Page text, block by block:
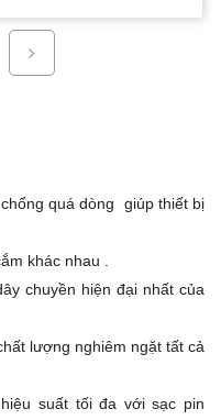
quá dòng giúp thiết bị
khác nhau .
chuyền hiện đại nhất của
lượng nghiêm ngặt tất cả
suất tối đa với sạc pin